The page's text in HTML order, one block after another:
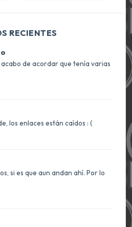
RECIENTES
de acordar que tenía varias
los enlaces están caídos : (
si es que aun andan ahí. Por lo